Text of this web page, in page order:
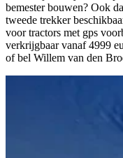
bemester bouwen? Ook
tweede trekker
voor tractors met gps
verkrijgbaar vanaf 4999
of bel Willem van den